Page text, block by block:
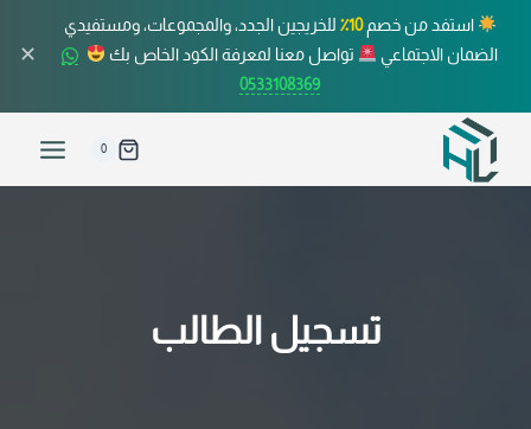
استفد من خصم10٪
للخريجين الجدد، والمجموعات، ومستفيدي
الضمان الاجتماعي
تواصل معنا لمعرفة الكود الخاص بك
0533108369
✕
0
تسجيل الطالب